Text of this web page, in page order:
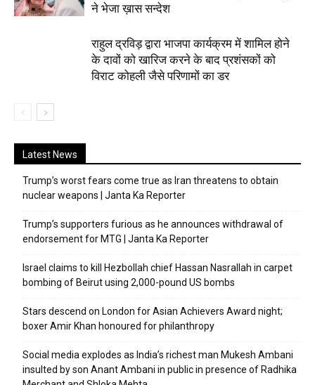
ने भेजा ख़ास सन्देश
राहुल द्रविड़ द्वारा भाजपा कार्यक्रम में शामिल होने
के दावों को खारिज करने के बाद प्रशंसकों को
विराट कोहली जैसे परिणामों का डर
Latest News
Trump’s worst fears come true as Iran threatens to obtain
nuclear weapons | Janta Ka Reporter
Trump’s supporters furious as he announces withdrawal of
endorsement for MTG | Janta Ka Reporter
Israel claims to kill Hezbollah chief Hassan Nasrallah in carpet
bombing of Beirut using 2,000-pound US bombs
Stars descend on London for Asian Achievers Award night;
boxer Amir Khan honoured for philanthropy
Social media explodes as India’s richest man Mukesh Ambani
insulted by son Anant Ambani in public in presence of Radhika